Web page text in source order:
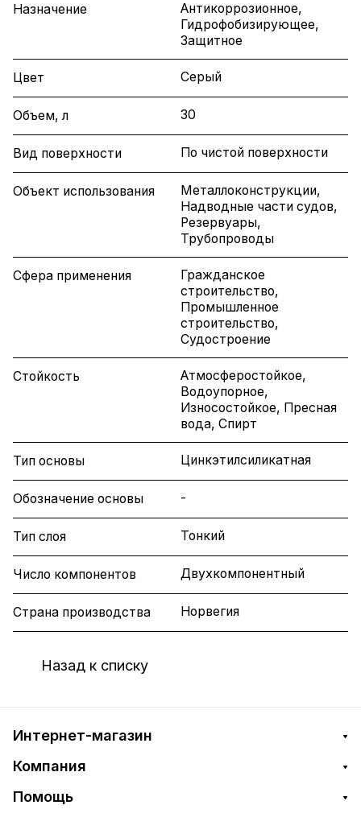
Назначение
Антикоррозионное,
Гидрофобизирующее,
Защитное
Цвет Серый
Объем, л 30
Вид поверхности По чистой поверхности
Объект использования
Металлоконструкции,
Надводные части судов,
Резервуары,
Трубопроводы
Сфера применения
Гражданское
строительство,
Промышленное
строительство,
Судостроение
Стойкость
Атмосферостойкое,
Водоупорное,
Износостойкое, Пресная
вода, Спирт
Тип основы Цинкэтилсиликатная
Обозначение основы -
Тип слоя Тонкий
Число компонентов Двухкомпонентный
Страна производства Норвегия
Назад к списку
Интернет-магазин
Компания
Помощь